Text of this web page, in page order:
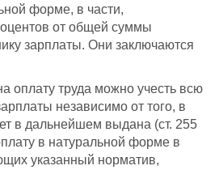
форме, в части,
от общей суммы
зарплаты. Они заключаются
оплату труда можно учесть всю
независимо от того, в
в дальнейшем выдана (ст. 255
в натуральной форме в
указанный норматив,